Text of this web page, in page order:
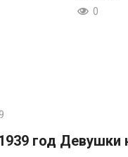
0
9
год Девушки